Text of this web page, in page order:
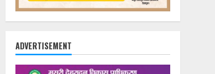
ADVERTISEMENT